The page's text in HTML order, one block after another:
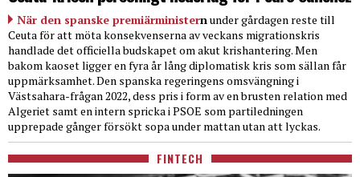
När den spanske premiärministernunder gårdagen reste till
Ceuta för att möta konsekvenserna av veckans migrationskris
handlade det officiella budskapet om akut krishantering. Men
bakom kaoset ligger en fyra år lång diplomatisk kris som sällan får
uppmärksamhet. Den spanska regeringens omsvängning i
Västsahara-frågan 2022, dess pris i form av en brusten relation med
Algeriet samt en intern spricka i PSOE som partiledningen
upprepade gånger försökt sopa under mattan utan att lyckas.
FINTECH